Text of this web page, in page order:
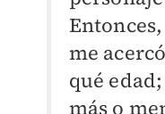
me
qué
más o